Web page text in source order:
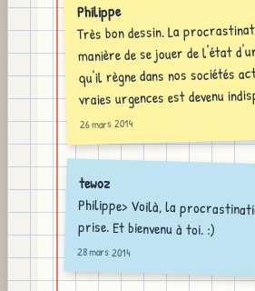
Philippe
Très bon dessin. La
manière de se jouer de l'état
qu'il règne dans nos sociétés
vraies urgences est devenu
26 mars 2014
tewoz
Philippe> Voilà, la
prise. Et bienvenu à toi. :)
28 mars 2014